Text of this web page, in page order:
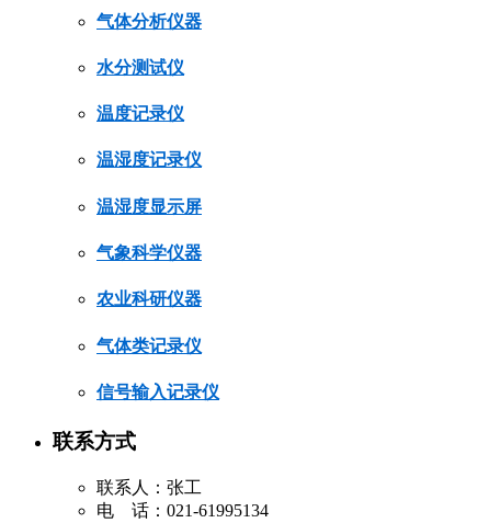
气体分析仪器
水分测试仪
温度记录仪
温湿度记录仪
温湿度显示屏
气象科学仪器
农业科研仪器
气体类记录仪
信号输入记录仪
联系方式
联系人：张工
电 话：021-61995134